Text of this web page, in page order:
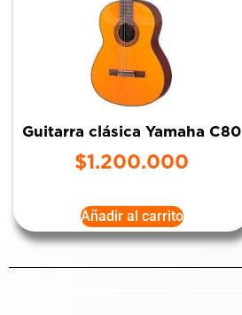
Guitarra clásica Yamaha C80
$1.200.000
Añadir al carrito